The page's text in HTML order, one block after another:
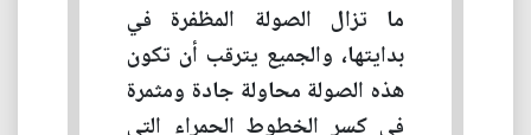
ما تزال الصولة المظفرة في
بدايتها، والجميع يترقب أن تكون
هذه الصولة محاولة جادة ومثمرة